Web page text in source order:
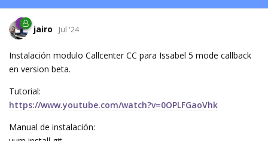
jairo Jul '24
Instalación modulo Callcenter CC para Issabel 5 mode callback
en version beta.
Tutorial:
https://www.youtube.com/watch?v=0OPLFGaoVhk
Manual de instalación: